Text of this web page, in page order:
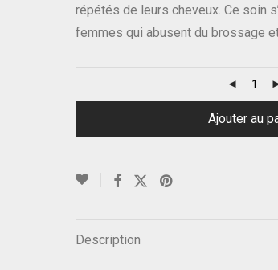
répétés de leurs cheveux. Ce soin
femmes qui abusent du brossage
Ajouter au
Description